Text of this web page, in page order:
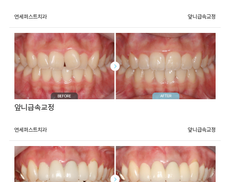
연세퍼스트치과 앞니급속교정
앞니급속교정
연세퍼스트치과 앞니급속교정